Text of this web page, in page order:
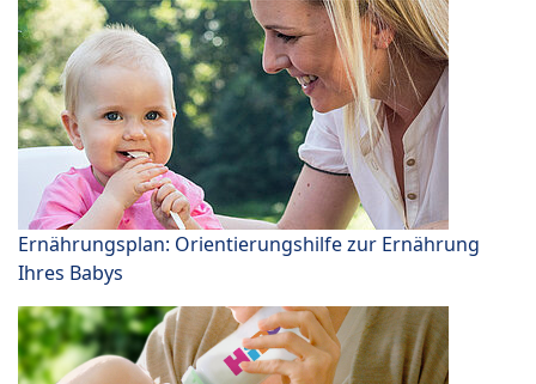
Ernährungsplan: Orientierungshilfe zur Ernährung
Ihres Babys